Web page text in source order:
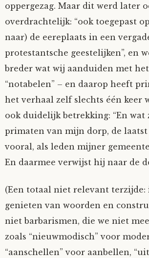
oppergezag. Maar dit werd later
overdrachtelijk: “ook toegepast
naar) de eereplaats in een
protestantsche geestelijken”, en
breder wat wij aanduiden met
“notabelen” – en daarop heeft
het verhaal zelf slechts één keer
ook duidelijk betrekking: “En wat
primaten van mijn dorp, de laatst
vooral, als leden mijner gemeente
En daarmee verwijst hij naar de
(Een totaal niet relevant terzijde:
genieten van woorden en
niet barbarismen, die we niet
zoals “nieuwmodisch” voor
“aanschellen” voor aanbellen,